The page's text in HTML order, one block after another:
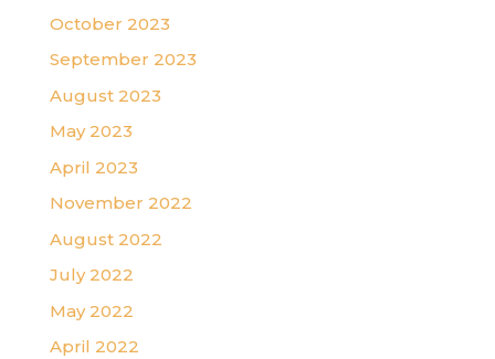
October 2023
September 2023
August 2023
May 2023
April 2023
November 2022
August 2022
July 2022
May 2022
April 2022